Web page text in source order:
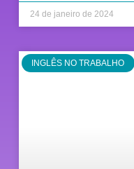
24 de janeiro de 2024
INGLÊS NO TRABALHO